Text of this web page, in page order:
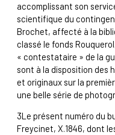
accomplissant son
scientifique du
Brochet, affecté à la
classé le fonds
« contestataire » de la
sont à la disposition des
et originaux sur la
une belle série de
3Le présent numéro du
Freycinet, X.1846, dont